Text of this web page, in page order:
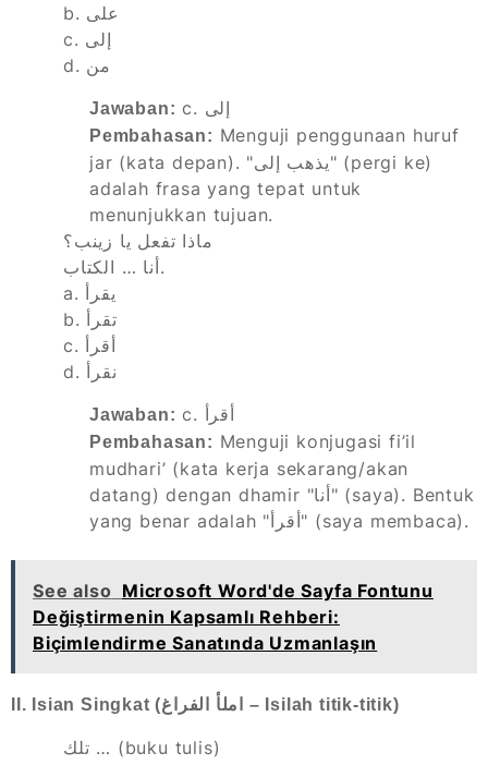
b. على
c. إلى
d. من
Jawaban: c. إلى
Pembahasan: Menguji penggunaan huruf
jar (kata depan). "يذهب إلى" (pergi ke)
adalah frasa yang tepat untuk
menunjukkan tujuan.
ماذا تفعل يا زينب؟
أنا … الكتاب.
a. يقرأ
b. تقرأ
c. أقرأ
d. نقرأ
Jawaban: c. أقرأ
Pembahasan: Menguji konjugasi fi’il
mudhari’ (kata kerja sekarang/akan
datang) dengan dhamir "أنا" (saya). Bentuk
yang benar adalah "أقرأ" (saya membaca).
See also Microsoft Word'de Sayfa Fontunu
Değiştirmenin Kapsamlı Rehberi:
Biçimlendirme Sanatında Uzmanlaşın
II. Isian Singkat (املأ الفراغ – Isilah titik-titik)
تلك … (buku tulis)